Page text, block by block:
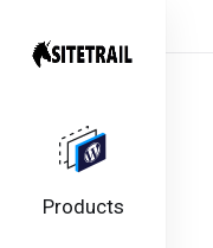
Products